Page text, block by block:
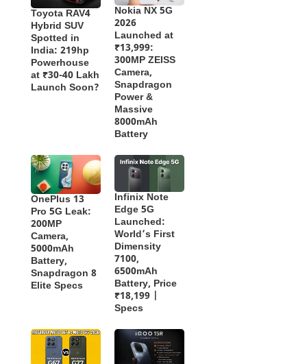
Toyota RAV4
Hybrid SUV
Spotted in
India: 219hp
Powerhouse
at ₹30-40 Lakh
Launch Soon?
Nokia NX 5G
2026
Launched at
₹13,999:
300MP ZEISS
Camera,
Snapdragon
Power &
Massive
8000mAh
Battery
OnePlus 13
Pro 5G Leak:
200MP
Camera,
5000mAh
Battery,
Snapdragon 8
Elite Specs
Infinix Note
Edge 5G
Launched:
World’s First
Dimensity
7100,
6500mAh
Battery, Price
₹18,199 |
Specs